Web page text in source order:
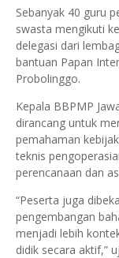
Sebanyak 40 guru
swasta mengikuti
delegasi dari
bantuan Papan
Probolinggo.
Kepala BBPMP
dirancang untuk
pemahaman
teknis
perencanaan dan
“Peserta juga
pengembangan
menjadi lebih
didik secara aktif,”